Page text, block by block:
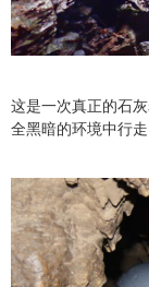
这是一次真正的石
全黑暗的环境中行